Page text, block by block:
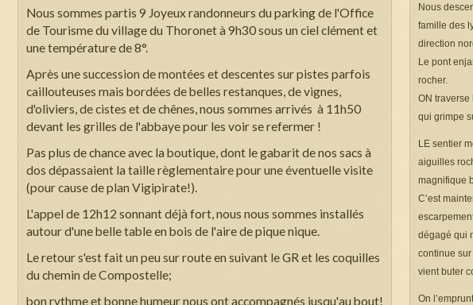
Nous
famille des
direction
Le pont
rocher.
ON traverse
qui grimpe
LE sentier
aiguilles
magnifique
C’est
dégagé qui
continue
vient buter
On
Nous sommes partis 9 Joyeux randonneurs du parking de l'Office
de Tourisme du village du Thoronet à 9h30 sous un ciel clément et
une température de 8°.
Après une succession de montées et descentes sur pistes parfois
caillouteuses mais bordées de belles restanques, de vignes,
d'oliviers, de cistes et de chênes, nous sommes arrivés à 11h50
devant les grilles de l'abbaye pour les voir se refermer !
Pas plus de chance avec la boutique, dont le gabarit de nos sacs à
dos dépassaient la taille règlementaire pour une éventuelle visite
(pour cause de plan Vigipirate!).
L'appel de 12h12 sonnant déjà fort, nous nous sommes installés
autour d'une belle table en bois de l'aire de pique nique.
Le retour s'est fait un peu sur route en suivant le GR et les coquilles
du chemin de Compostelle;
bon rythme et bonne humeur nous ont accompagnés jusqu'au bout!